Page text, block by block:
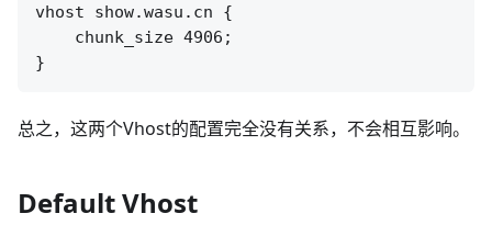
vhost show.wasu.cn {
    chunk_size 4906;
总之，这两个Vhost的配置完全没有关系，不会相互影响。
Default Vhost